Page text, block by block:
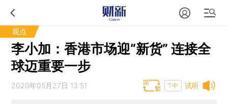
观点
李小加：香港市场迎“新货” 连接全
球迈重要一步
试听
2020年05月27日 13:51 T中